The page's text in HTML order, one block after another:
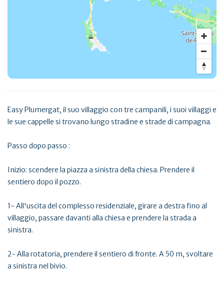
Easy Plumergat, il suo villaggio con tre campanili, i suoi villaggi e
le sue cappelle si trovano lungo stradine e strade di campagna.
Passo dopo passo :
Inizio: scendere la piazza a sinistra della chiesa. Prendere il
sentiero dopo il pozzo.
1- All'uscita del complesso residenziale, girare a destra fino al
villaggio, passare davanti alla chiesa e prendere la strada a
sinistra.
2- Alla rotatoria, prendere il sentiero di fronte. A 50 m, svoltare
a sinistra nel bivio.